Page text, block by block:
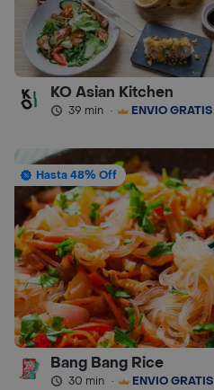
KO Asian Kitchen
39 min · ENVÍO GRATIS
Hasta 48% Off
Bang Bang Rice
30 min · ENVÍO GRATIS